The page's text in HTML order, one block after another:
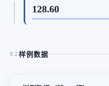
128.60
02 样例数据